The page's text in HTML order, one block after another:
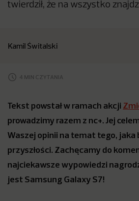
twierdził, że na wszystko
Kamil Świtalski
4 MIN CZYTANIA
Tekst powstał w ramach akcji
prowadzimy razem z nc+. Jej
Waszej opinii na temat tego, jaka
przyszłości. Zachęcamy do
najciekawsze wypowiedzi
jest Samsung Galaxy S7!